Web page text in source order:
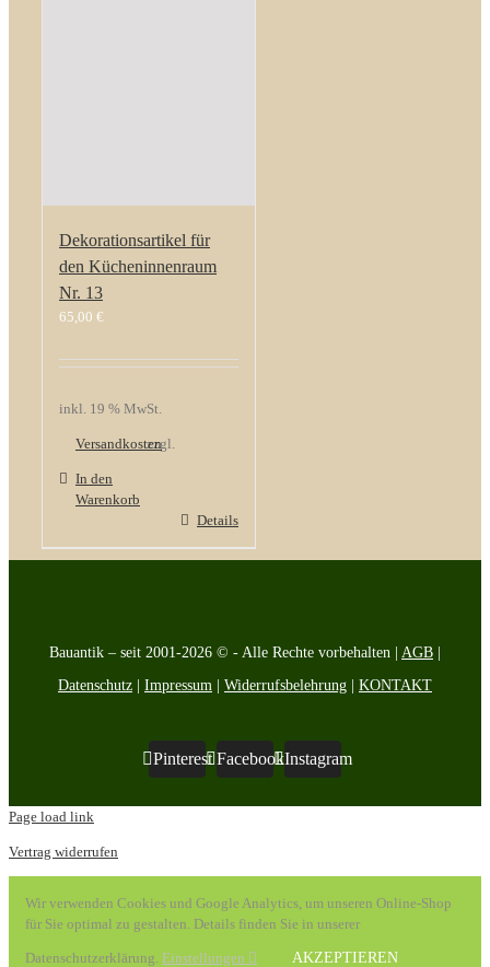
Dekorationsartikel für
den Kücheninnenraum
Nr. 13
65,00 €
inkl. 19 % MwSt.
zzgl.
Versandkosten
In den
Warenkorb
Details
Bauantik – seit 2001-2026 © - Alle Rechte vorbehalten | AGB
Datenschutz
Impressum Widerrufsbelehrung KONTAKT
Pinterest FacebookInstagram
Page load link
Vertrag widerrufen
Wir verwenden Cookies und Google Analytics, um unseren Online-Shop
für Sie optimal zu gestalten. Details finden Sie in unserer
Datenschutzerklärung. Einstellungen AKZEPTIEREN